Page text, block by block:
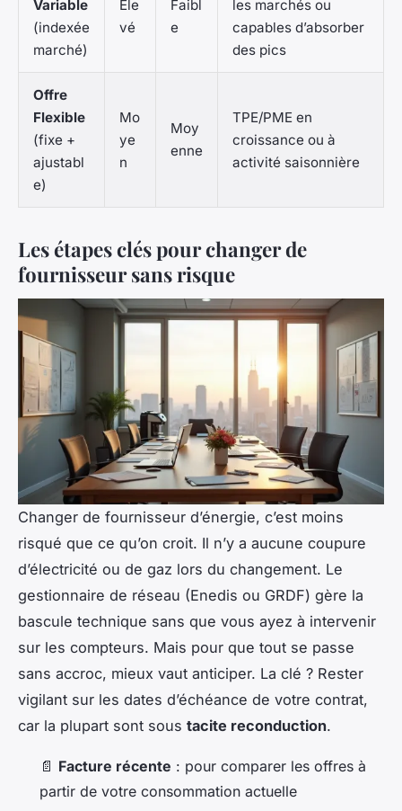
Variable
(indexée
marché)
Éle
vé
Faibl
e
les marchés ou
capables d’absorber
des pics
Offre
Flexible
(fixe +
ajustabl
e)
Mo
ye
n
Moy
enne
TPE/PME en
croissance ou à
activité saisonnière
Les étapes clés pour changer de
fournisseur sans risque
Changer de fournisseur d’énergie, c’est moins
risqué que ce qu’on croit. Il n’y a aucune coupure
d’électricité ou de gaz lors du changement. Le
gestionnaire de réseau (Enedis ou GRDF) gère la
bascule technique sans que vous ayez à intervenir
sur les compteurs. Mais pour que tout se passe
sans accroc, mieux vaut anticiper. La clé ? Rester
vigilant sur les dates d’échéance de votre contrat,
car la plupart sont sous tacite reconduction.
📄 Facture récente : pour comparer les offres à
partir de votre consommation actuelle